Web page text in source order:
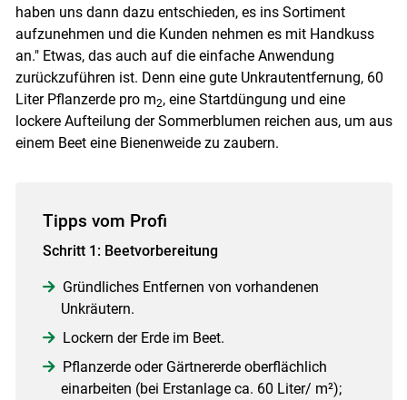
haben uns dann dazu entschieden, es ins Sortiment
aufzunehmen und die Kunden nehmen es mit Handkuss
an." Etwas, das auch auf die einfache Anwendung
zurückzuführen ist. Denn eine gute Unkrautentfernung, 60
Liter Pflanzerde pro m2, eine Startdüngung und eine
lockere Aufteilung der Sommerblumen reichen aus, um aus
einem Beet eine Bienenweide zu zaubern.
Tipps vom Profi
Schritt 1: Beetvorbereitung
Gründliches Entfernen von vorhandenen
Unkräutern.
Lockern der Erde im Beet.
Pflanzerde oder Gärtnererde oberflächlich
einarbeiten (bei Erstanlage ca. 60 Liter/ m²);